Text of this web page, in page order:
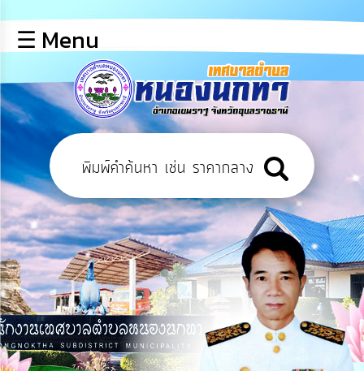
หลัก
ข้อมูล
พื้น
ฐาน
บุคลากร
ข่าว
ประชาสัมพันธ์
การ
เปิด
เผย
ข้อมูล
สาธารณะ
OIT
☰ Menu